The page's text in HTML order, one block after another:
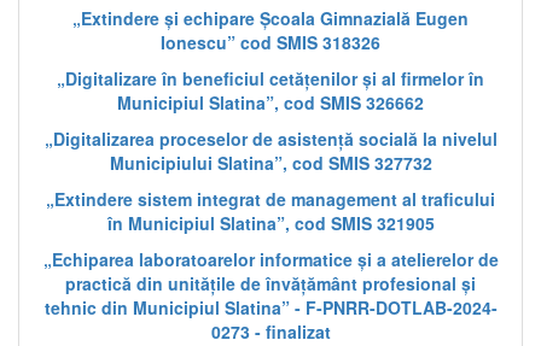
„Extindere și echipare Școala Gimnazială Eugen
Ionescu” cod SMIS 318326
„Digitalizare în beneficiul cetățenilor și al firmelor în
Municipiul Slatina”, cod SMIS 326662
„Digitalizarea proceselor de asistență socială la nivelul
Municipiului Slatina”, cod SMIS 327732
„Extindere sistem integrat de management al traficului
în Municipiul Slatina”, cod SMIS 321905
„Echiparea laboratoarelor informatice și a atelierelor de
practică din unitățile de învățământ profesional și
tehnic din Municipiul Slatina” - F-PNRR-DOTLAB-2024-
0273 - finalizat